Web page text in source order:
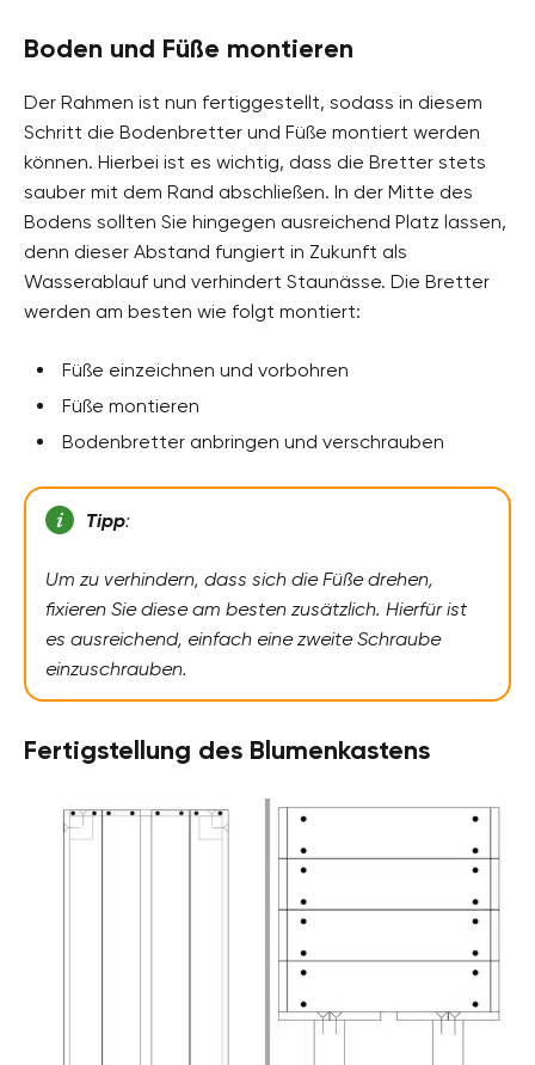
Boden und Füße montieren
Der Rahmen ist nun fertiggestellt, sodass in diesem
Schritt die Bodenbretter und Füße montiert werden
können. Hierbei ist es wichtig, dass die Bretter stets
sauber mit dem Rand abschließen. In der Mitte des
Bodens sollten Sie hingegen ausreichend Platz lassen,
denn dieser Abstand fungiert in Zukunft als
Wasserablauf und verhindert Staunässe. Die Bretter
werden am besten wie folgt montiert:
Füße einzeichnen und vorbohren
Füße montieren
Bodenbretter anbringen und verschrauben
Tipp:
Um zu verhindern, dass sich die Füße drehen,
fixieren Sie diese am besten zusätzlich. Hierfür ist
es ausreichend, einfach eine zweite Schraube
einzuschrauben.
Fertigstellung des Blumenkastens